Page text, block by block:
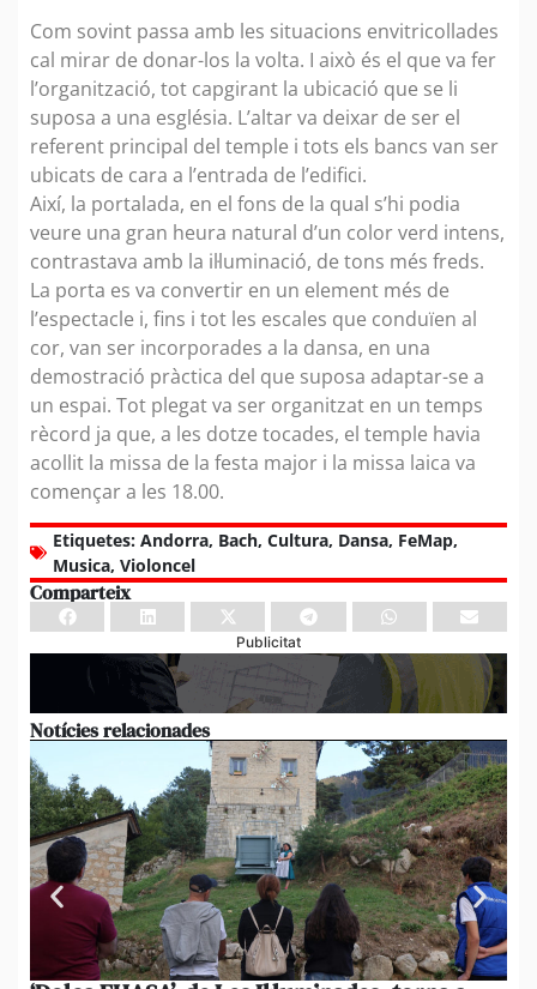
Com sovint passa amb les situacions envitricollades
cal mirar de donar-los la volta. I això és el que va fer
l’organització, tot capgirant la ubicació que se li
suposa a una església. L’altar va deixar de ser el
referent principal del temple i tots els bancs van ser
ubicats de cara a l’entrada de l’edifici.
Així, la portalada, en el fons de la qual s’hi podia
veure una gran heura natural d’un color verd intens,
contrastava amb la il·luminació, de tons més freds.
La porta es va convertir en un element més de
l’espectacle i, fins i tot les escales que conduïen al
cor, van ser incorporades a la dansa, en una
demostració pràctica del que suposa adaptar-se a
un espai. Tot plegat va ser organitzat en un temps
rècord ja que, a les dotze tocades, el temple havia
acollit la missa de la festa major i la missa laica va
començar a les 18.00.
Etiquetes: Andorra, Bach, Cultura, Dansa, FeMap,
Musica, Violoncel
Comparteix
Publicitat
Notícies relacionades